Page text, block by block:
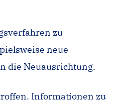
zu
neue
die Neuausrichtung.
Informationen zu